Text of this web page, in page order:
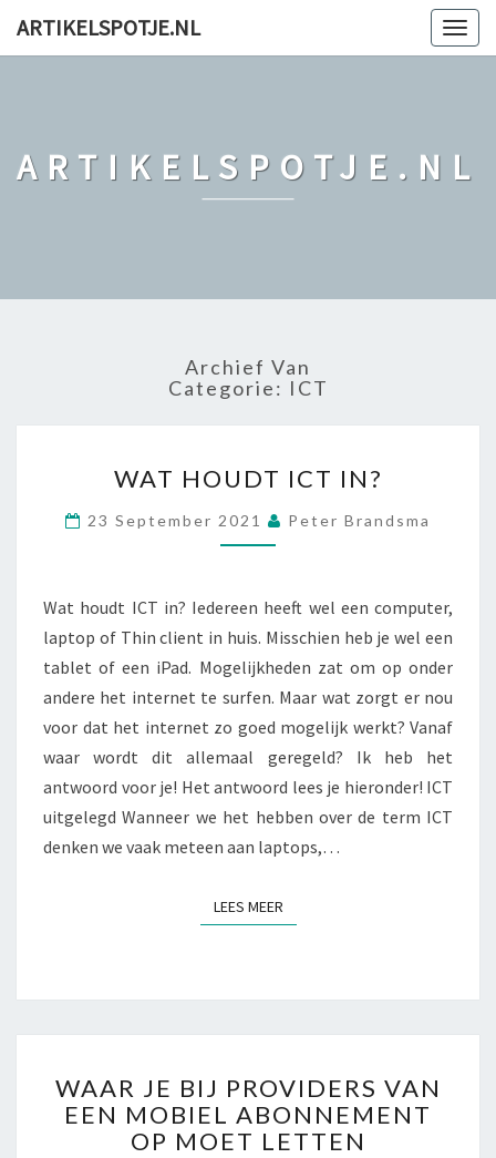
ARTIKELSPOTJE.NL
ARTIKELSPOTJE.NL
Archief Van
Categorie: ICT
A
H
O
D
T
I
C
T
I
N
WAT HOUDT ICT IN?
23 September 2021 Peter Brandsma
Wat houdt ICT in? Iedereen heeft wel een computer,
laptop of Thin client in huis. Misschien heb je wel een
tablet of een iPad. Mogelijkheden zat om op onder
andere het internet te surfen. Maar wat zorgt er nou
voor dat het internet zo goed mogelijk werkt? Vanaf
waar wordt dit allemaal geregeld? Ik heb het
antwoord voor je! Het antwoord lees je hieronder! ICT
uitgelegd Wanneer we het hebben over de term ICT
denken we vaak meteen aan laptops,…
LEES MEER
A
A
R
WAAR JE BIJ PROVIDERS VAN
EEN MOBIEL ABONNEMENT
OP MOET LETTEN